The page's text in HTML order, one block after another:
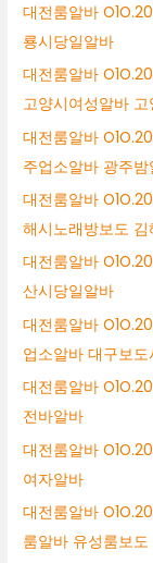
대전룸알바
룡시당일알바
대전룸알바
고양시여성알바
대전룸알바
주업소알바 광주밤
대전룸알바
해시노래방보도
대전룸알바
산시당일알바
대전룸알바
업소알바 대구보도
대전룸알바
전바알바
대전룸알바
여자알바
대전룸알바
룸알바 유성룸보도